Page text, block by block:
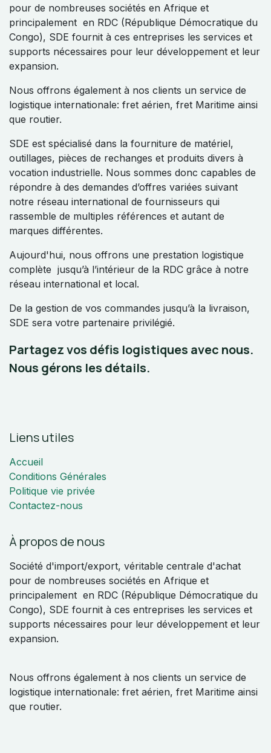
pour de nombreuses sociétés en Afrique et
principalement en RDC (République Démocratique du
Congo), SDE fournit à ces entreprises les services et
supports nécessaires pour leur développement et leur
expansion.
Nous offrons également à nos clients un service de
logistique internationale: fret aérien, fret Maritime ainsi
que routier.
SDE est spécialisé dans la fourniture de matériel,
outillages, pièces de rechanges et produits divers à
vocation industrielle. Nous sommes donc capables de
répondre à des demandes d’offres variées suivant
notre réseau international de fournisseurs qui
rassemble de multiples références et autant de
marques différentes.
Aujourd'hui, nous offrons une prestation logistique
complète jusqu’à l’intérieur de la RDC grâce à notre
réseau international et local.
De la gestion de vos commandes jusqu’à la livraison,
SDE sera votre partenaire privilégié.
Partagez vos défis logistiques avec nous.
Nous gérons les détails.
Liens utiles
Accueil
Conditions Générales
Politique vie privée
Contactez-nous
À propos de nous
Société d'import/export, véritable centrale d'achat
pour de nombreuses sociétés en Afrique et
principalement en RDC (République Démocratique du
Congo), SDE fournit à ces entreprises les services et
supports nécessaires pour leur développement et leur
expansion.
Nous offrons également à nos clients un service de
logistique internationale: fret aérien, fret Maritime ainsi
que routier.